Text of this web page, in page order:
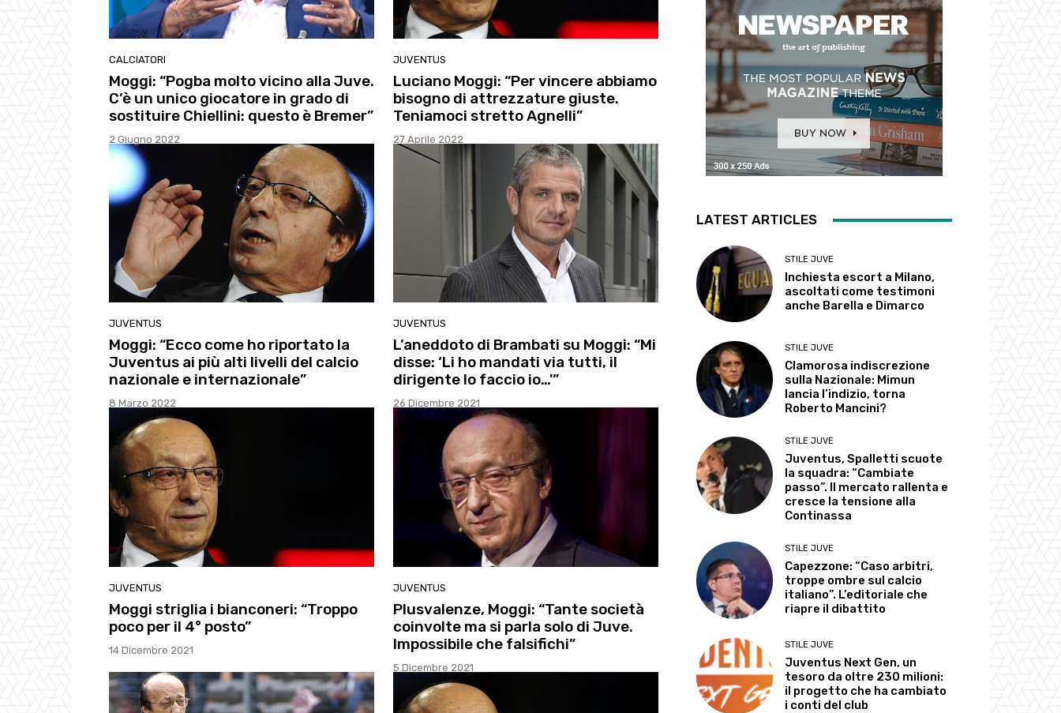
CALCIATORI
Moggi: “Pogba molto vicino alla Juve.
C’è un unico giocatore in grado di
sostituire Chiellini: questo è Bremer”
2 Giugno 2022
JUVENTUS
Luciano Moggi: “Per vincere abbiamo
bisogno di attrezzature giuste.
Teniamoci stretto Agnelli”
27 Aprile 2022
JUVENTUS
Moggi: “Ecco come ho riportato la
Juventus ai più alti livelli del calcio
nazionale e internazionale”
8 Marzo 2022
JUVENTUS
L’aneddoto di Brambati su Moggi: “Mi
disse: ‘Li ho mandati via tutti, il
dirigente lo faccio io…'”
26 Dicembre 2021
JUVENTUS
Moggi striglia i bianconeri: “Troppo
poco per il 4° posto”
14 Dicembre 2021
JUVENTUS
Plusvalenze, Moggi: “Tante società
coinvolte ma si parla solo di Juve.
Impossibile che falsifichi”
5 Dicembre 2021
LATEST ARTICLES
STILE JUVE
Inchiesta escort a Milano,
ascoltati come testimoni
anche Barella e Dimarco
STILE JUVE
Clamorosa indiscrezione
sulla Nazionale: Mimun
lancia l’indizio, torna
Roberto Mancini?
STILE JUVE
Juventus, Spalletti scuote
la squadra: “Cambiate
passo”. Il mercato rallenta e
cresce la tensione alla
Continassa
STILE JUVE
Capezzone: “Caso arbitri,
troppe ombre sul calcio
italiano”. L’editoriale che
riapre il dibattito
STILE JUVE
Juventus Next Gen, un
tesoro da oltre 230 milioni:
il progetto che ha cambiato
i conti del club